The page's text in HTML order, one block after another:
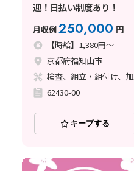
迎！日払い制度あり！
月収例250,000 円
【時給】1,380円～
京都府福知山市
62430-00
キープする